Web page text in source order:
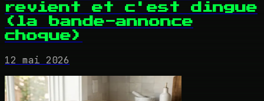
revient et c'est dingue
(la bande-annonce
choque)
12 mai 2026